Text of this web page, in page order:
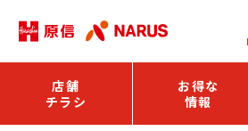
店舗
チラシ
お得な
情報